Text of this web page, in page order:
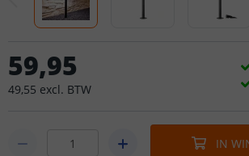
59,95
49,55 excl. BTW
IN